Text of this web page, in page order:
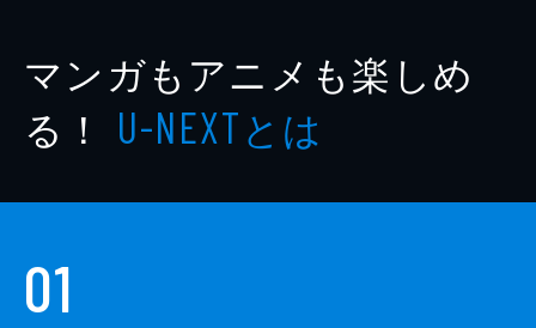
マンガもアニメも楽しめ
る！ U-NEXTとは
01